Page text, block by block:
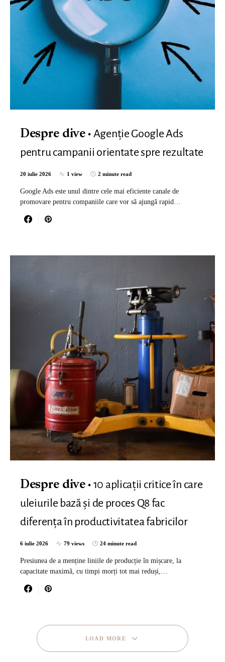
Despre dive
Agenție Google Ads
pentru campanii orientate spre rezultate
20 iulie 2026 1 view 2 minute read
Google Ads este unul dintre cele mai eficiente canale de
promovare pentru companiile care vor să ajungă rapid…
Despre dive
10 aplicații critice în care
uleiurile bază și de proces Q8 fac
diferența în productivitatea fabricilor
6 iulie 2026 79 views 24 minute read
Presiunea de a menține liniile de producție în mișcare, la
capacitate maximă, cu timpi morți tot mai reduși,…
LOAD MORE